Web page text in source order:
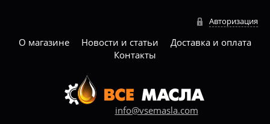
Авторизация
О магазине Новости и статьи
Доставка и оплата
Контакты
info@vsemasla.com